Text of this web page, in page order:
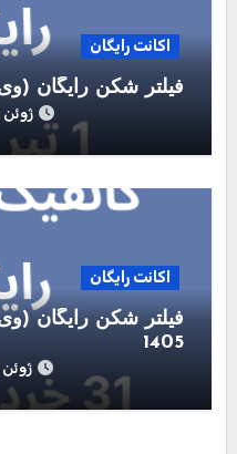
اکانت رایگان
فیلتر شکن رایگان (وی تو
ژوئن 22, 2026
اکانت رایگان
1405
ژوئن 21, 2026